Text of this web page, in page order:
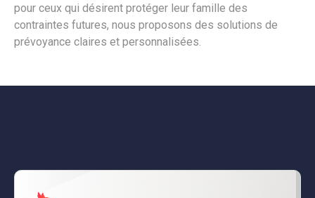
pour ceux qui désirent protéger leur famille des
contraintes futures, nous proposons des solutions de
prévoyance claires et personnalisées.